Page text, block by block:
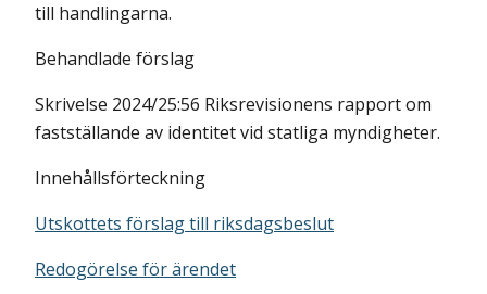
till handlingarna.
Behandlade förslag
Skrivelse 2024/25:56 Riksrevisionens rapport om
fastställande av identitet vid statliga myndigheter.
Innehållsförteckning
Utskottets förslag till riksdagsbeslut
Redogörelse för ärendet